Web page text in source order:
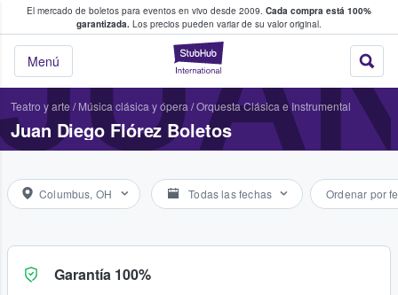
El mercado de boletos para eventos en vivo desde 2009. Cada compra está 100%
garantizada. Los precios pueden variar de su valor original.
StubHub: donde
Menú
fans compran y venden boletos
Teatro y arte / Música clásica y ópera /Orquesta Clásica e Instrumental
Juan Diego Flórez Boletos
Columbus, OH Todas las fechas Ordenar por
Garantía 100%